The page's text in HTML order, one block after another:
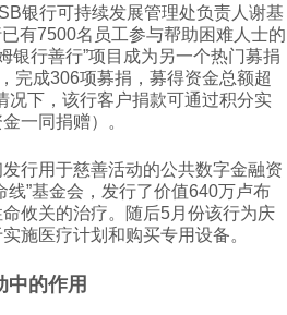
银行可持续发展管理处负责人谢基
有7500名员工参与帮助困难人士的
银行善行”项目成为另一个热门募捐
完成306项募捐，募得资金总额超
况下，该行客户捐款可通过积分实
一同捐赠）。
行用于慈善活动的公共数字金融资
”基金会，发行了价值640万卢布
攸关的治疗。随后5月份该行为庆
施医疗计划和购买专用设备。
中的作用